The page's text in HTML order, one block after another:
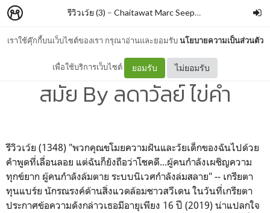
เราใช้คุ๊กกี้บนเว็บไซต์ของเรา กรุณาอ่านและยอมรับนโยบายความเป็นส่วนตัว
เพื่อใช้บริการเว็บไซต์ ยอมรับ ไม่ยอมรับ
รีวิวเว้ย (3) – Chaitawat Marc Seephongsai
การเมืองเชิงนิเวศในมนุษย
สมัย By ลดาวัลย์ ไข่คำ
รีวิวเว้ย (1348) "พวกคุณขโมยความฝันและวัยเด็กของฉันไปด้วย
คำพูดที่เลื่อนลอย แต่ฉันก็ยังถือว่าโชคดี...ผู้คนกำลังเผชิญความ
ทุกข์ยาก ผู้คนกำลังล้มตาย ระบบนิเวศกำลังล่มสลาย" -- เกรียตา
ทุนแบร์ย นักรณรงค์ด้านสิ่งแวดล้อมชาวสวีเดน ในวันที่เกรียตา
ประกาศข้อความดังกล่าวเธอมีอายุเพียง 16 ปี (2019) น่าแปลกใจ